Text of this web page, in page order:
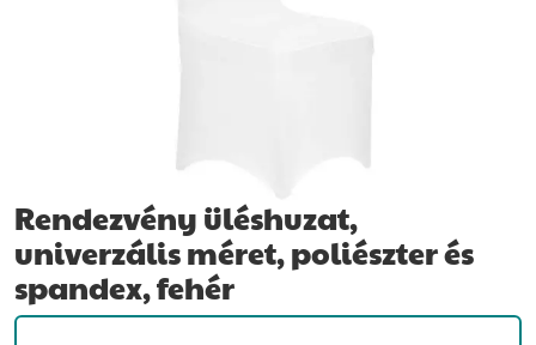
Rendezvény üléshuzat,
univerzális méret, poliészter és
spandex, fehér